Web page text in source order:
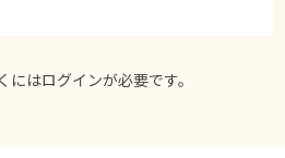
にはログインが必要です。